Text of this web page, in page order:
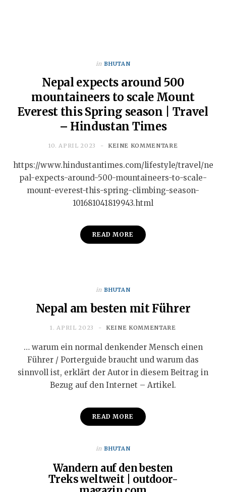
in BHUTAN
Nepal expects around 500
mountaineers to scale Mount
Everest this Spring season | Travel
– Hindustan Times
10. APRIL 2023 KEINE KOMMENTARE
https://www.hindustantimes.com/lifestyle/travel/ne
pal-expects-around-500-mountaineers-to-scale-
mount-everest-this-spring-climbing-season-
101681041819943.html
READ MORE
in BHUTAN
Nepal am besten mit Führer
1. APRIL 2023 KEINE KOMMENTARE
… warum ein normal denkender Mensch einen
Führer / Porterguide braucht und warum das
sinnvoll ist, erklärt der Autor in diesem Beitrag in
Bezug auf den Internet – Artikel.
READ MORE
in BHUTAN
Wandern auf den besten
Treks weltweit | outdoor-